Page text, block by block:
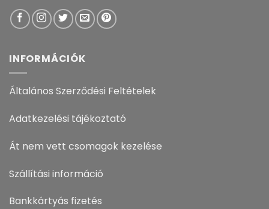
INFORMÁCIÓK
Általános Szerződési Feltételek
Adatkezelési tájékoztató
Át nem vett csomagok kezelése
Szállítási információ
Bankkártyás fizetés